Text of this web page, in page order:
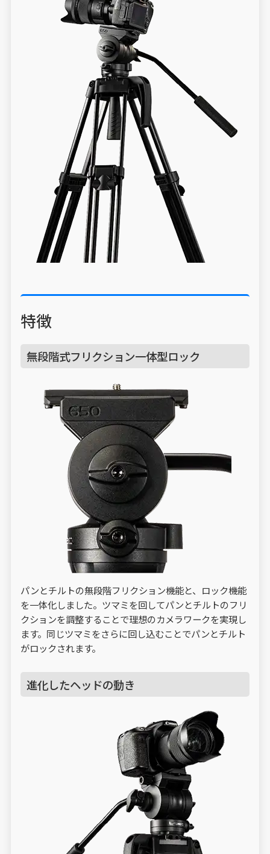
特徴
無段階式フリクション一体型ロック
パンとチルトの無段階フリクション機能と、ロック機能
を一体化しました。ツマミを回してパンとチルトのフリ
クションを調整することで理想のカメラワークを実現し
ます。同じツマミをさらに回し込むことでパンとチルト
がロックされます。
進化したヘッドの動き